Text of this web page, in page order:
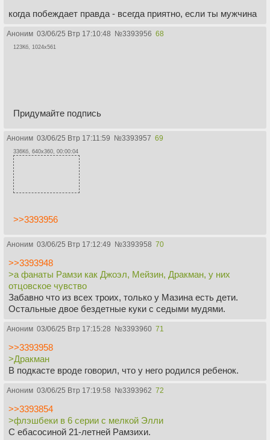
когда побеждает правда - всегда приятно, если ты мужчина
Аноним 03/06/25 Втр 17:10:48 №3393956 68
123Кб, 1024x561
Придумайте подпись
Аноним 03/06/25 Втр 17:11:59 №3393957 69
336Кб, 640x360, 00:00:04
>>3393956
Аноним 03/06/25 Втр 17:12:49 №3393958 70
>>3393948
>а фанаты Рамзи как Джоэл, Мейзин, Дракман, у них
отцовское чувство
Забавно что из всех троих, только у Мазина есть дети.
Остальные двое бездетные куки с седыми мудями.
Аноним 03/06/25 Втр 17:15:28 №3393960 71
>>3393958
>Дракман
В подкасте вроде говорил, что у него родился ребенок.
Аноним 03/06/25 Втр 17:19:58 №3393962 72
>>3393854
>флэшбеки в 6 серии с мелкой Элли
С ебасосиной 21-летней Рамзихи.